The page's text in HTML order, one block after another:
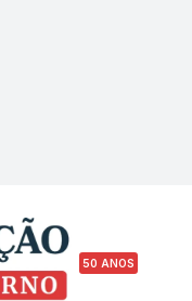
50 ANOS